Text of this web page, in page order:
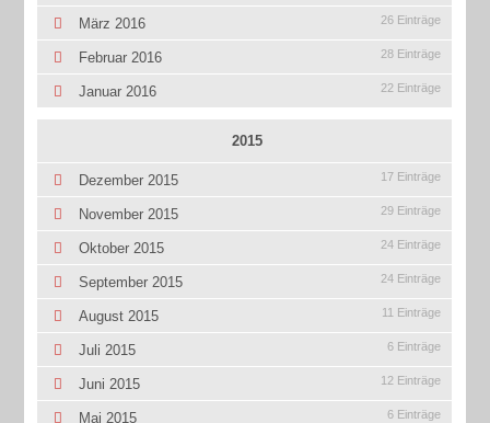
März 2016 26 Einträge
Februar 2016 28 Einträge
Januar 2016 22 Einträge
2015
Dezember 2015 17 Einträge
November 2015 29 Einträge
Oktober 2015 24 Einträge
September 2015 24 Einträge
August 2015 11 Einträge
Juli 2015 6 Einträge
Juni 2015 12 Einträge
Mai 2015 6 Einträge